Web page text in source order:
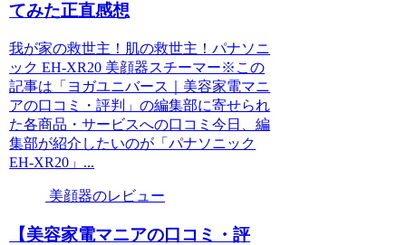
てみた正直感想
我が家の救世主！肌の救世主！パナソニ
ック EH-XR20 美顔器スチーマー※この
記事は「ヨガユニバース｜美容家電マニ
アの口コミ・評判」の編集部に寄せられ
た各商品・サービスへの口コミ今日、編
集部が紹介したいのが「パナソニック
EH-XR20」...
美顔器のレビュー
【美容家電マニアの口コミ・評